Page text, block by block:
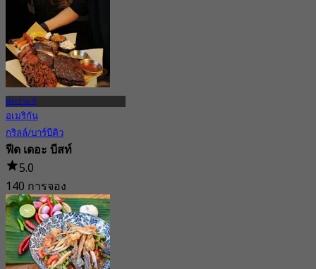
พระราม 9
อเมริกัน
กริลล์/บาร์บีคิว
ฟีด เดอะ บีสท์
5.0
140 การจอง
จาก฿ 316.66